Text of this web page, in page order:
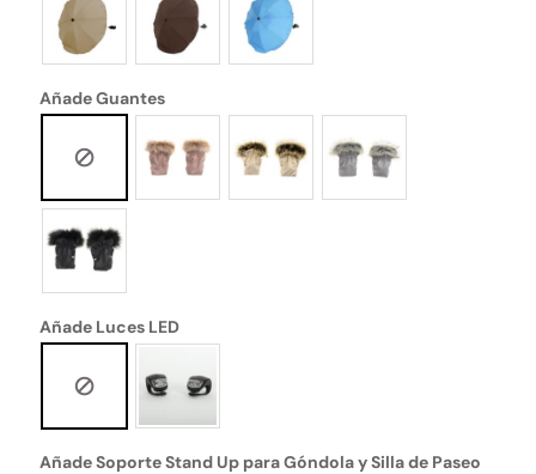
Añade Guantes
Añade Luces LED
Añade Soporte Stand Up para Góndola y Silla de Paseo